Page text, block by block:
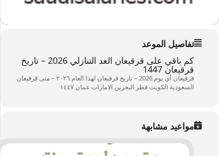
تفاصيل الموعد
كم باقي على قرقيعان العد التنازلي 2026 – تاريخ
قرقيعان 1447
قرقيعان أي يوم
2026 – تاريخ قرقيعان لهذا العام ۲۰۲٦ – متى قرقيعان
السعودية الكويت قطر البحرين الامارات عمان ۱٤٤٧
مواعيد مشابهة